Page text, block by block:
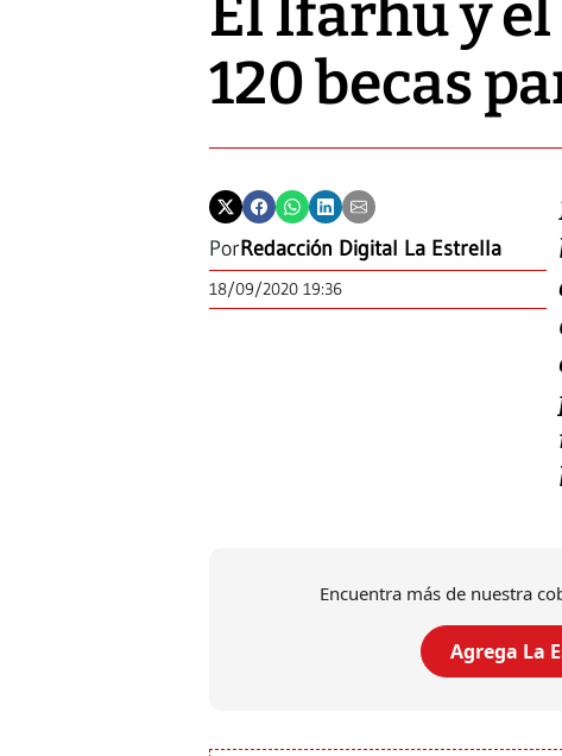
El Ifarhu y
120 becas
PorRedacción Digital La Estrella
18/09/2020 19:36
Encuentra más de nuestra
Agrega La